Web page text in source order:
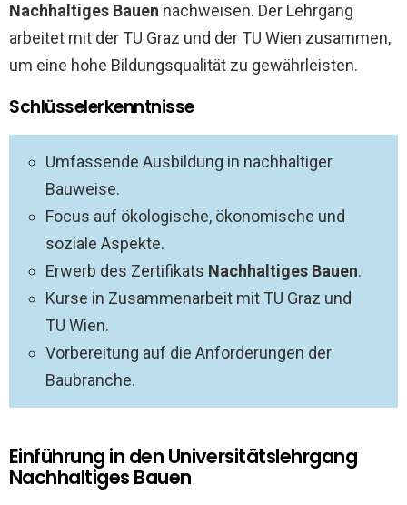
Nachhaltiges Bauen nachweisen. Der Lehrgang
arbeitet mit der TU Graz und der TU Wien zusammen,
um eine hohe Bildungsqualität zu gewährleisten.
Schlüsselerkenntnisse
Umfassende Ausbildung in nachhaltiger
Bauweise.
Focus auf ökologische, ökonomische und
soziale Aspekte.
Erwerb des Zertifikats Nachhaltiges Bauen.
Kurse in Zusammenarbeit mit TU Graz und
TU Wien.
Vorbereitung auf die Anforderungen der
Baubranche.
Einführung in den Universitätslehrgang
Nachhaltiges Bauen